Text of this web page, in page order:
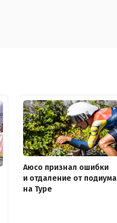
Аюсо признал ошибки
и отдаление от подиума
на Туре